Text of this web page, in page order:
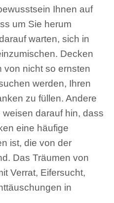
Ihnen auf
um Sie herum
warten, sich in
Decken
von nicht so ernsten
werden, Ihren
zu füllen. Andere
darauf hin, dass
eine häufige
ist, die von der
Das Träumen von
Verrat, Eifersucht,
in